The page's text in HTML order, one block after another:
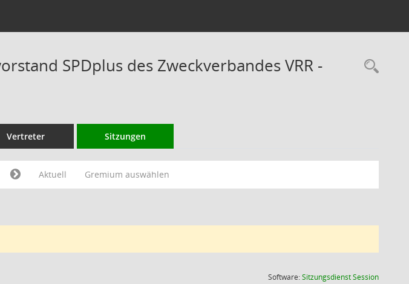
SPDplus des Zweckverbandes VRR -
Vertreter Sitzungen
Aktuell Gremium auswählen
Software:SitzungsdienstSession(Wird in